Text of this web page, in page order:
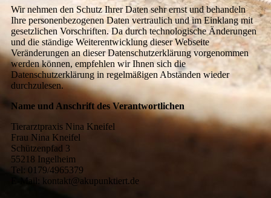
Wir nehmen den Schutz Ihrer Daten sehr ernst und behandeln
Ihre personenbezogenen Daten vertraulich und im Einklang mit
gesetzlichen Vorschriften. Da durch technologische Änderungen
und die ständige Weiterentwicklung dieser Webseite
Veränderungen an dieser Datenschutzerklärung vorgenommen
werden können, empfehlen wir Ihnen sich die
Datenschutzerklärung in regelmäßigen Abständen wieder
durchzulesen.
Name und Anschrift des Verantwortlichen
Tierarztpraxis Nina Kneifel
Frau Nina Kneifel
Schützenpfad 3
55218 Ingelheim
Tel: 0179/4965379
E-Mail: kontakt@akupunktiert.de